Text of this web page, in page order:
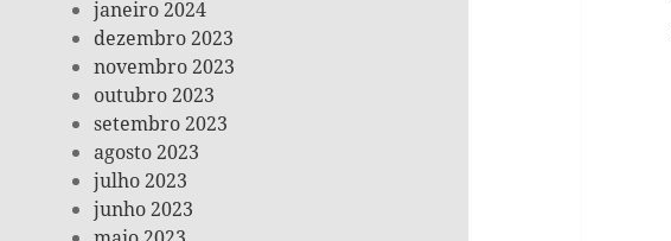
janeiro 2024
dezembro 2023
novembro 2023
outubro 2023
setembro 2023
agosto 2023
julho 2023
junho 2023